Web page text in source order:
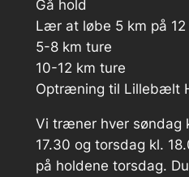
Gå hold
Lær at løbe 5 km på 12
5-8 km ture
10-12 km ture
Optræning til Lillebælt
Vi træner hver søndag
17.30 og torsdag kl.
på holdene torsdag.